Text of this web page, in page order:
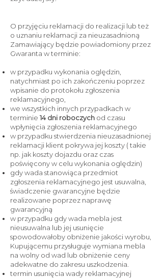
O przyjęciu reklamacji do realizacji lub też
o uznaniu reklamacji za nieuzasadnioną
Zamawiający będzie powiadomiony przez
Gwaranta w terminie:
w przypadku wykonania oględzin,
natychmiast po ich zakończeniu poprzez
wpisanie do protokołu zgłoszenia
reklamacyjnego,
we wszystkich innych przypadkach w
terminie 14 dni roboczych od czasu
wpłynięcia zgłoszenia reklamacyjnego
w przypadku stwierdzenia nieuzasadnionej
reklamacji klient pokrywa jej koszty ( takie
np. jak koszty dojazdu oraz czas
poświęcony w celu wykonania oględzin)
gdy wada stanowiąca przedmiot
zgłoszenia reklamacyjnego jest usuwalna,
świadczenie gwarancyjne będzie
realizowane poprzez naprawę
gwarancyjną
w przypadku gdy wada mebla jest
nieusuwalna lub jej usunięcie
spowodowałoby obniżenie jakości wyrobu,
Kupującemu przysługuje wymiana mebla
na wolny od wad lub obniżenie ceny
adekwatne do zakresu uszkodzenia.
termin usunięcia wady reklamacyjnej